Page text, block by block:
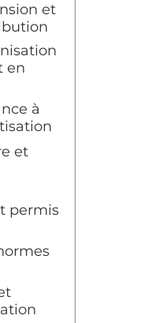
et
en
à
et
permis